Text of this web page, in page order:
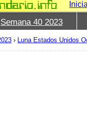
Semana 40 2023
› Luna Estados Unidos